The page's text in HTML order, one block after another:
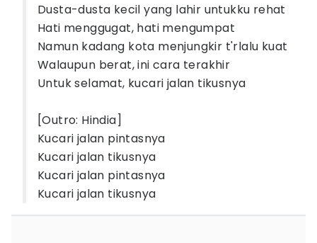
Dusta-dusta kecil yang lahir untukku rehat
Hati menggugat, hati mengumpat
Namun kadang kota menjungkir t'rlalu kuat
Walaupun berat, ini cara terakhir
Untuk selamat, kucari jalan tikusnya
[Outro: Hindia]
Kucari jalan pintasnya
Kucari jalan tikusnya
Kucari jalan pintasnya
Kucari jalan tikusnya